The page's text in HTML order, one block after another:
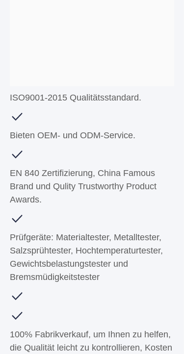
ISO9001-2015 Qualitätsstandard.
Bieten OEM- und ODM-Service.
EN 840 Zertifizierung, China Famous
Brand und Qulity Trustworthy Product
Awards.
Prüfgeräte: Materialtester, Metalltester,
Salzsprühtester, Hochtemperaturtester,
Gewichtsbelastungstester und
Bremsmüdigkeitstester
100% Fabrikverkauf, um Ihnen zu helfen,
die Qualität leicht zu kontrollieren, Kosten